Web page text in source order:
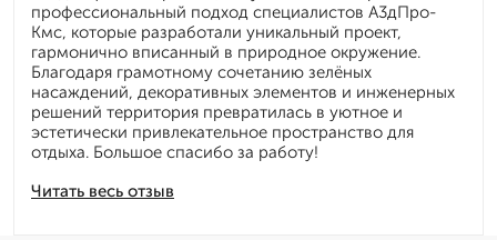
Читать весь отзыв
профессиональный подход специалистов А3дПро-
Кмс, которые разработали уникальный проект,
гармонично вписанный в природное окружение.
Благодаря грамотному сочетанию зелёных
насаждений, декоративных элементов и инженерных
решений территория превратилась в уютное и
эстетически привлекательное пространство для
отдыха. Большое спасибо за работу!